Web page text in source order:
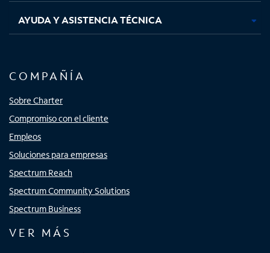
AYUDA Y ASISTENCIA TÉCNICA
COMPAÑÍA
Sobre Charter
Compromiso con el cliente
Empleos
Soluciones para empresas
Spectrum Reach
Spectrum Community Solutions
Spectrum Business
VER MÁS